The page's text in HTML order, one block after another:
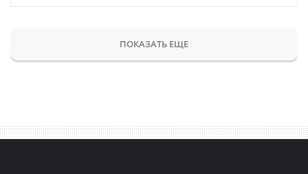
ПОКАЗАТЬ ЕЩЕ